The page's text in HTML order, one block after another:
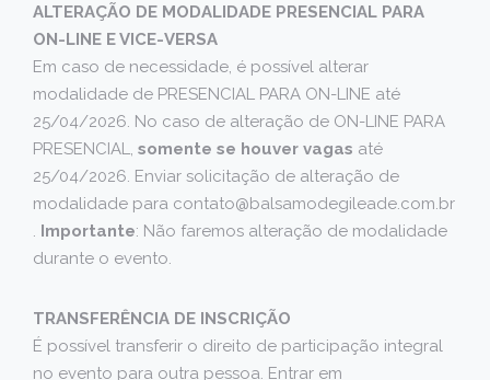
ALTERAÇÃO DE MODALIDADE PRESENCIAL PARA
ON-LINE E VICE-VERSA
Em caso de necessidade, é possível alterar
modalidade de PRESENCIAL PARA ON-LINE até
25/04/2026. No caso de alteração de ON-LINE PARA
PRESENCIAL, somente se houver vagas até
25/04/2026. Enviar solicitação de alteração de
modalidade para contato@balsamodegileade.com.br
. Importante: Não faremos alteração de modalidade
durante o evento.
TRANSFERÊNCIA DE INSCRIÇÃO
É possível transferir o direito de participação integral
no evento para outra pessoa. Entrar em